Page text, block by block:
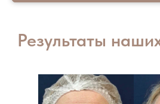
Результаты